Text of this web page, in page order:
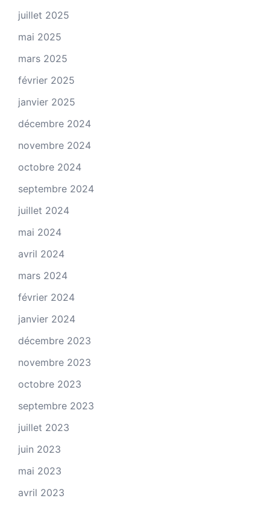
juillet 2025
mai 2025
mars 2025
février 2025
janvier 2025
décembre 2024
novembre 2024
octobre 2024
septembre 2024
juillet 2024
mai 2024
avril 2024
mars 2024
février 2024
janvier 2024
décembre 2023
novembre 2023
octobre 2023
septembre 2023
juillet 2023
juin 2023
mai 2023
avril 2023